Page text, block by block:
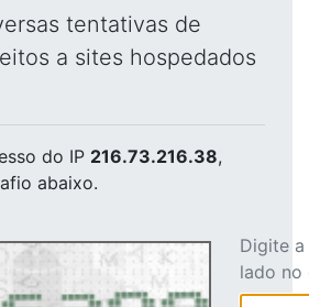
tentativas de
a sites hospedados
do IP 216.73.216.38,
abaixo.
Digite
lado no